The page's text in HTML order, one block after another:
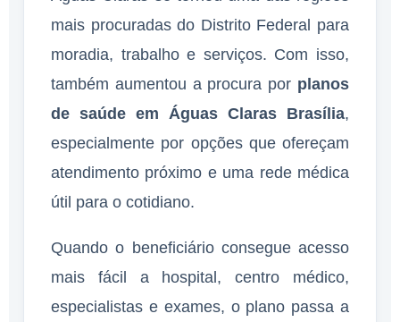
mais procuradas do Distrito Federal para
moradia, trabalho e serviços. Com isso,
também aumentou a procura por planos
de saúde em Águas Claras Brasília,
especialmente por opções que ofereçam
atendimento próximo e uma rede médica
útil para o cotidiano.
Quando o beneficiário consegue acesso
mais fácil a hospital, centro médico,
especialistas e exames, o plano passa a